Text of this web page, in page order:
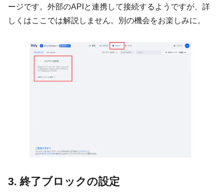
ージです。外部のAPIと連携して接続するようですが、詳
しくはここでは解説しません。別の機会をお楽しみに。
3. 終了ブロックの設定